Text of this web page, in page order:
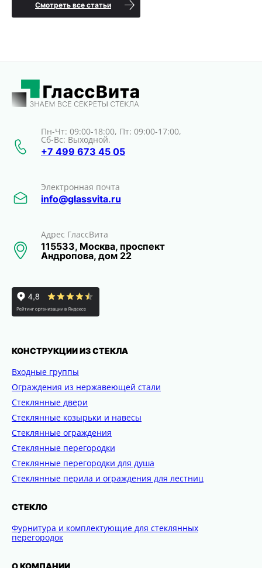
Смотреть все статьи
Пн-Чт: 09:00-18:00, Пт: 09:00-17:00,
Сб-Вс: Выходной.
+7 499 673 45 05
Электронная почта
info@glassvita.ru
Адрес ГлассВита
115533, Москва, проспект
Андропова, дом 22
КОНСТРУКЦИИ ИЗ СТЕКЛА
Входные группы
Ограждения из нержавеющей стали
Стеклянные двери
Стеклянные козырьки и навесы
Стеклянные ограждения
Стеклянные перегородки
Стеклянные перегородки для душа
Стеклянные перила и ограждения для лестниц
СТЕКЛО
Фурнитура и комплектующие для стеклянных
перегородок